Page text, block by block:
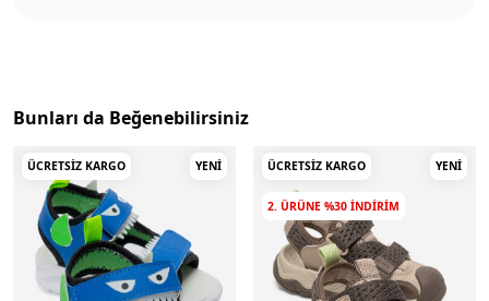
Bunları da Beğenebilirsiniz
ÜCRETSIZ KARGO YENI ÜCRETSIZ KARGO YENI
2. ÜRÜNE %30 INDIRIM